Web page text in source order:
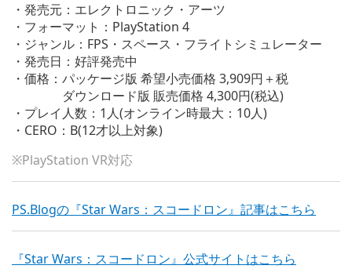
・発売元：エレクトロニック・アーツ
・フォーマット：PlayStation 4
・ジャンル：FPS・スペース・フライトシミュレーター
・発売日：好評発売中
・価格：パッケージ版 希望小売価格 3,909円＋税
ダウンロード版 販売価格 4,300円(税込)
・プレイ人数：1人(オンライン時最大：10人)
・CERO：B(12才以上対象)
※PlayStation VR対応
PS.Blogの『Star Wars：スコードロン』記事はこちら
『Star Wars：スコードロン』公式サイトはこちら